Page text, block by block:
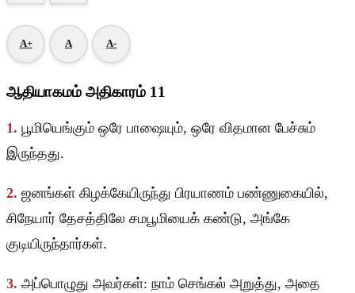
A+ A A-
ஆதியாகமம் அதிகாரம் 11
1. பூமியெங்கும் ஒரே பாஷையும், ஒரே விதமான பேச்சும்
இருந்தது.
2. ஜனங்கள் கிழக்கேயிருந்து பிரயாணம் பண்ணுகையில்,
சிநேயார் தேசத்திலே சமபூமியைக் கண்டு, அங்கே
குடியிருந்தார்கள்.
3. அப்பொழுது அவர்கள்: நாம் செங்கல் அறுத்து, அதை